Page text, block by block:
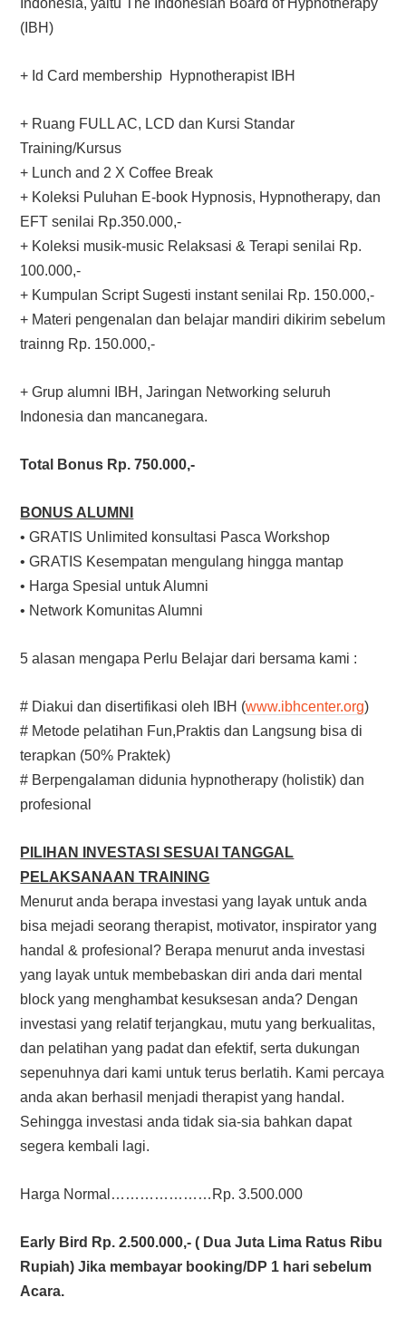
Indonesia, yaitu The Indonesian Board of Hypnotherapy
(IBH)
+ Id Card membership Hypnotherapist IBH
+ Ruang FULL AC, LCD dan Kursi Standar
Training/Kursus
+ Lunch and 2 X Coffee Break
+ Koleksi Puluhan E-book Hypnosis, Hypnotherapy, dan
EFT senilai Rp.350.000,-
+ Koleksi musik-music Relaksasi & Terapi senilai Rp.
100.000,-
+ Kumpulan Script Sugesti instant senilai Rp. 150.000,-
+ Materi pengenalan dan belajar mandiri dikirim sebelum
trainng Rp. 150.000,-
+ Grup alumni IBH, Jaringan Networking seluruh
Indonesia dan mancanegara.
Total Bonus Rp. 750.000,-
BONUS ALUMNI
• GRATIS Unlimited konsultasi Pasca Workshop
• GRATIS Kesempatan mengulang hingga mantap
• Harga Spesial untuk Alumni
• Network Komunitas Alumni
5 alasan mengapa Perlu Belajar dari bersama kami :
# Diakui dan disertifikasi oleh IBH (www.ibhcenter.org)
# Metode pelatihan Fun,Praktis dan Langsung bisa di
terapkan (50% Praktek)
# Berpengalaman didunia hypnotherapy (holistik) dan
profesional
PILIHAN INVESTASI SESUAI TANGGAL
PELAKSANAAN TRAINING
Menurut anda berapa investasi yang layak untuk anda
bisa mejadi seorang therapist, motivator, inspirator yang
handal & profesional? Berapa menurut anda investasi
yang layak untuk membebaskan diri anda dari mental
block yang menghambat kesuksesan anda? Dengan
investasi yang relatif terjangkau, mutu yang berkualitas,
dan pelatihan yang padat dan efektif, serta dukungan
sepenuhnya dari kami untuk terus berlatih. Kami percaya
anda akan berhasil menjadi therapist yang handal.
Sehingga investasi anda tidak sia-sia bahkan dapat
segera kembali lagi.
Harga Normal…………………Rp. 3.500.000
Early Bird Rp. 2.500.000,- ( Dua Juta Lima Ratus Ribu
Rupiah) Jika membayar booking/DP 1 hari sebelum
Acara.